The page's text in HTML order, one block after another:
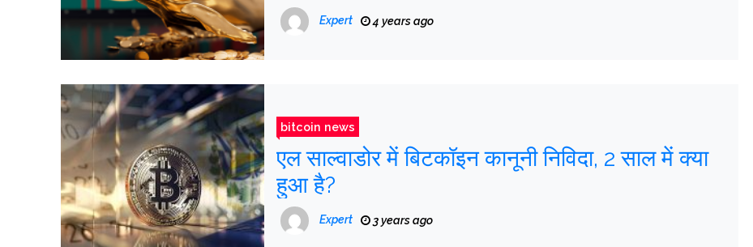
Expert 4 years ago
bitcoin news
एल साल्वाडोर में बिटकॉइन कानूनी निविदा, 2 साल में क्या
हुआ है?
Expert 3 years ago